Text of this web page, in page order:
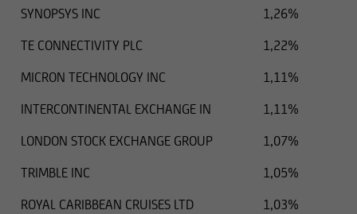
SYNOPSYS INC
1,26%
TE CONNECTIVITY PLC
1,22%
MICRON TECHNOLOGY INC
1,11%
INTERCONTINENTAL EXCHANGE IN
1,11%
LONDON STOCK EXCHANGE GROUP
1,07%
TRIMBLE INC
1,05%
ROYAL CARIBBEAN CRUISES LTD
1,03%